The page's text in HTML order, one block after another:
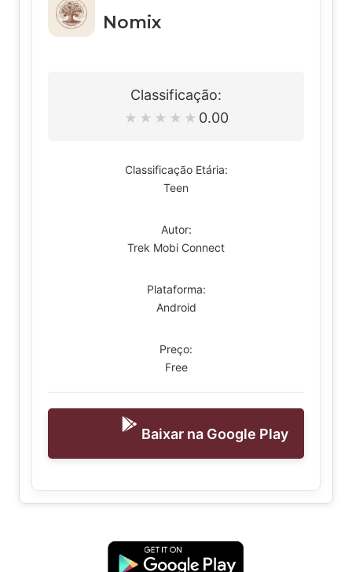
Nomix
Classificação:
★ ★ ★ ★ ★ 0.00
Classificação Etária:
Teen
Autor:
Trek Mobi Connect
Plataforma:
Android
Preço:
Free
Baixar na Google Play